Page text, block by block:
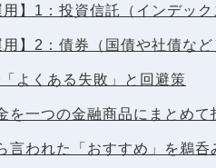
用】1：投資信託（インデック
用】2：債券（国債や社債など
よくある失敗」と回避策
を一つの金融商品にまとめて
言われた「おすすめ」を鵜呑